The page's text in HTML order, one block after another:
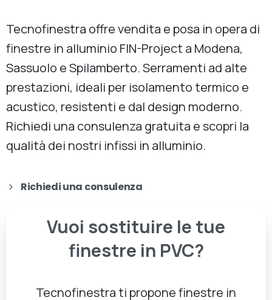
Tecnofinestra offre vendita e posa in opera di
finestre in alluminio FIN-Project a Modena,
Sassuolo e Spilamberto. Serramenti ad alte
prestazioni, ideali per isolamento termico e
acustico, resistenti e dal design moderno.
Richiedi una consulenza gratuita e scopri la
qualità dei nostri infissi in alluminio.
Richiedi una consulenza
Vuoi sostituire le tue
finestre in PVC?
Tecnofinestra ti propone finestre in